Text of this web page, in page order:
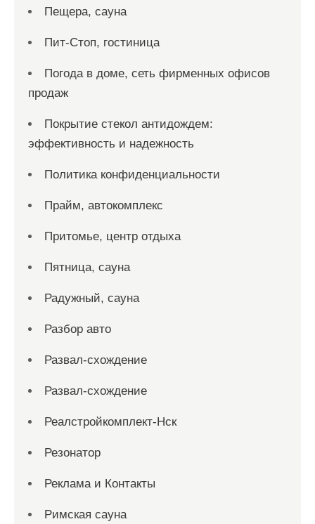
Пещера, сауна
Пит-Стоп, гостиница
Погода в доме, сеть фирменных офисов
продаж
Покрытие стекол антидождем:
эффективность и надежность
Политика конфиденциальности
Прайм, автокомплекс
Притомье, центр отдыха
Пятница, сауна
Радужный, сауна
Разбор авто
Развал-схождение
Развал-схождение
Реалстройкомплект-Нск
Резонатор
Реклама и Контакты
Римская сауна